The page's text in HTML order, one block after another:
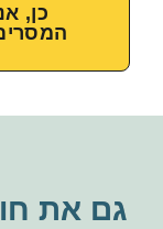
כן,
גם את